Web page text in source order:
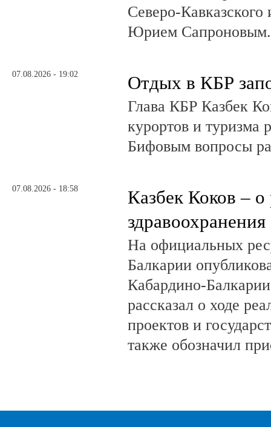
Северо-
Юрием
07.08.2026 - 19:02 Отдых в КБР
Глава КБР Казбек
курортов и туризма
Бифовым вопросы
07.08.2026 - 18:58
Казбек Коков – о
На официальных
Балкарии
Кабардино-
рассказал о ходе
проектов и
также обозначил